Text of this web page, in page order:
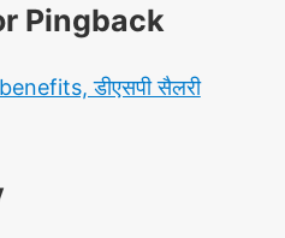
Pingback
डीएसपी सैलरी